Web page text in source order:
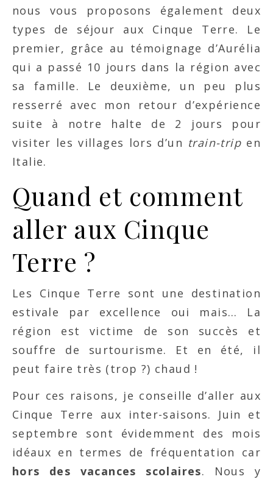
nous vous proposons également deux
types de séjour aux Cinque Terre. Le
premier, grâce au témoignage d’Aurélia
qui a passé 10 jours dans la région avec
sa famille. Le deuxième, un peu plus
resserré avec mon retour d’expérience
suite à notre halte de 2 jours pour
visiter les villages lors d’un train-trip en
Italie.
Quand et comment
aller aux Cinque
Terre ?
Les Cinque Terre sont une destination
estivale par excellence oui mais… La
région est victime de son succès et
souffre de surtourisme. Et en été, il
peut faire très (trop ?) chaud !
Pour ces raisons, je conseille d’aller aux
Cinque Terre aux inter-saisons. Juin et
septembre sont évidemment des mois
idéaux en termes de fréquentation car
hors des vacances scolaires. Nous y